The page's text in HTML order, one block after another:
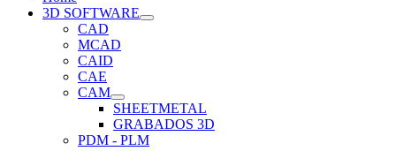
3D SOFTWARE
CAD
MCAD
CAID
CAE
CAM
SHEETMETAL
GRABADOS 3D
PDM - PLM